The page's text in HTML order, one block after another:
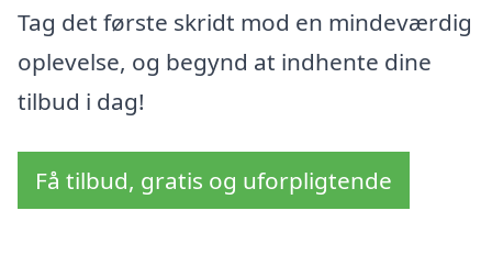
Tag det første skridt mod en mindeværdig
oplevelse, og begynd at indhente dine
tilbud i dag!
Få tilbud, gratis og uforpligtende